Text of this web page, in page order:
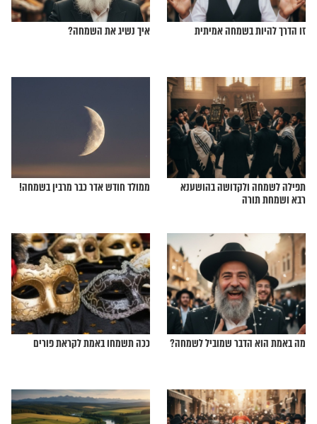
התפילה הזו
תגיע?
זו הדרך אל תפספסו: איך שומרים על השמחה?